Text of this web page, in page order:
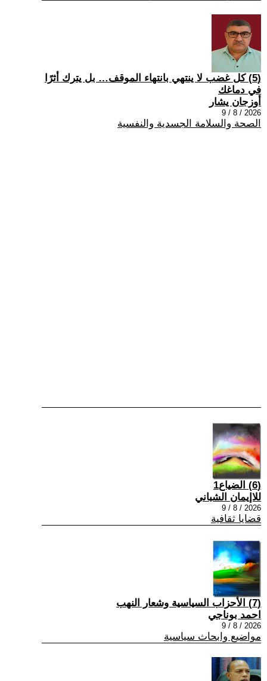
(5) كل غضب لا ينتهي بانتهاء الموقف… بل يترك أثرًا
في دماغك
أوزجان يشار
2026 / 8 / 9
الصحة والسلامة الجسدية والنفسية
(6) الضياع1
للاإيمان الشباني
2026 / 8 / 9
قضايا ثقافية
(7) الأحزاب السياسية وشعار النهب
احمد بوناجي
2026 / 8 / 9
مواضيع وابحاث سياسية